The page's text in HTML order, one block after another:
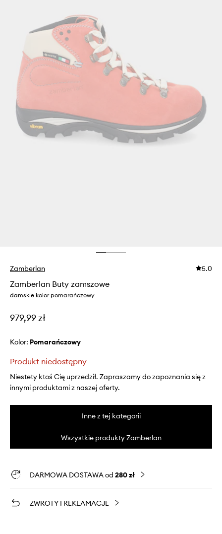
Zamberlan 5.0
Zamberlan Buty zamszowe
damskie kolor pomarańczowy
979,99 zł
Kolor: pomarańczowy
Produkt niedostępny
Niestety ktoś Cię uprzedził. Zapraszamy do zapoznania się z
innymi produktami z naszej oferty.
Inne z tej kategorii
Wszystkie produkty Zamberlan
DARMOWA DOSTAWA od 280 zł
ZWROTY I REKLAMACJE